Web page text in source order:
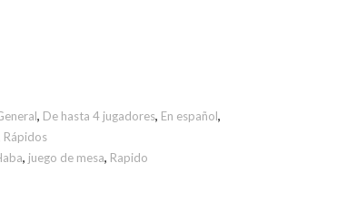
, De hasta 4 jugadores, En español,
Rápidos
, juego de mesa, Rapido